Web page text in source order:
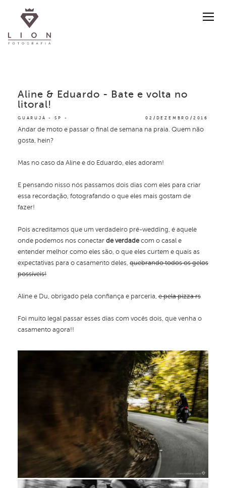
GUARUJÁ - SP 02/DEZEMBRO/2016
Aline & Eduardo - Bate e volta no
litoral!
Andar de moto e passar o final de semana na praia. Quem não
gosta, hein?
Mas no caso da Aline e do Eduardo, eles adoram!
E pensando nisso nós passamos dois dias com eles para criar
essa recordação, fotografando o que eles mais gostam de
fazer!
Pois acreditamos que um verdadeiro pré-wedding, é aquele
onde podemos nos conectar de verdade com o casal e
entender melhor como eles são, o que eles curtem e quais as
expectativas para o casamento deles, quebrando todos os gelos
possíveis!
Aline e Du, obrigado pela confiança e parceria, e pela pizza rs
Foi muito legal passar esses dias com vocês dois, que venha o
casamento agora!!